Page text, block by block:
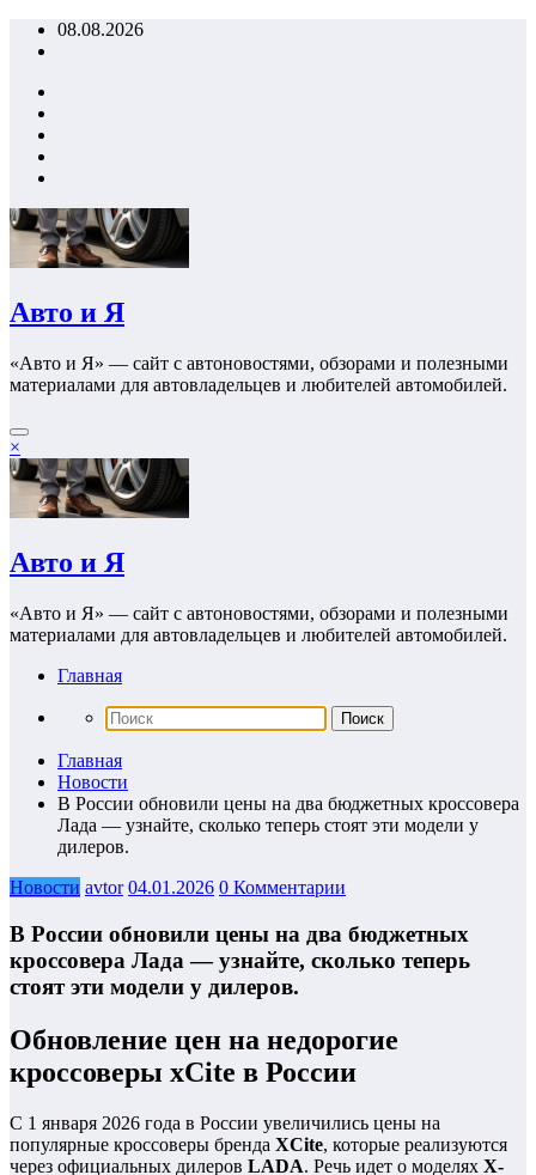
Перейти08.08.2026
Авто и Я
«Авто и Я» — сайт с автоновостями, обзорами и полезными
материалами для автовладельцев и любителей автомобилей.
×
Авто и Я
«Авто и Я» — сайт с автоновостями, обзорами и полезными
материалами для автовладельцев и любителей автомобилей.
Главная
Главная
Новости
В России обновили цены на два бюджетных кроссовера
Лада — узнайте, сколько теперь стоят эти модели у
дилеров.
Новости avtor 04.01.2026 0 Комментарии
В России обновили цены на два бюджетных
кроссовера Лада — узнайте, сколько теперь
стоят эти модели у дилеров.
Обновление цен на недорогие
кроссоверы xCite в России
С 1 января 2026 года в России увеличились цены на
популярные кроссоверы бренда XCite, которые реализуются
через официальных дилеров LADA. Речь идет о моделях X-